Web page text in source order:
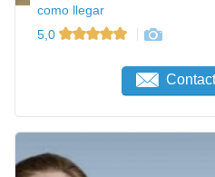
como llegar
5,0